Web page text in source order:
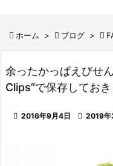
 ホーム >  ブログ > 
余ったかっぱえびせ
Clips”で保存しておき
 2016年9月4日  2019年